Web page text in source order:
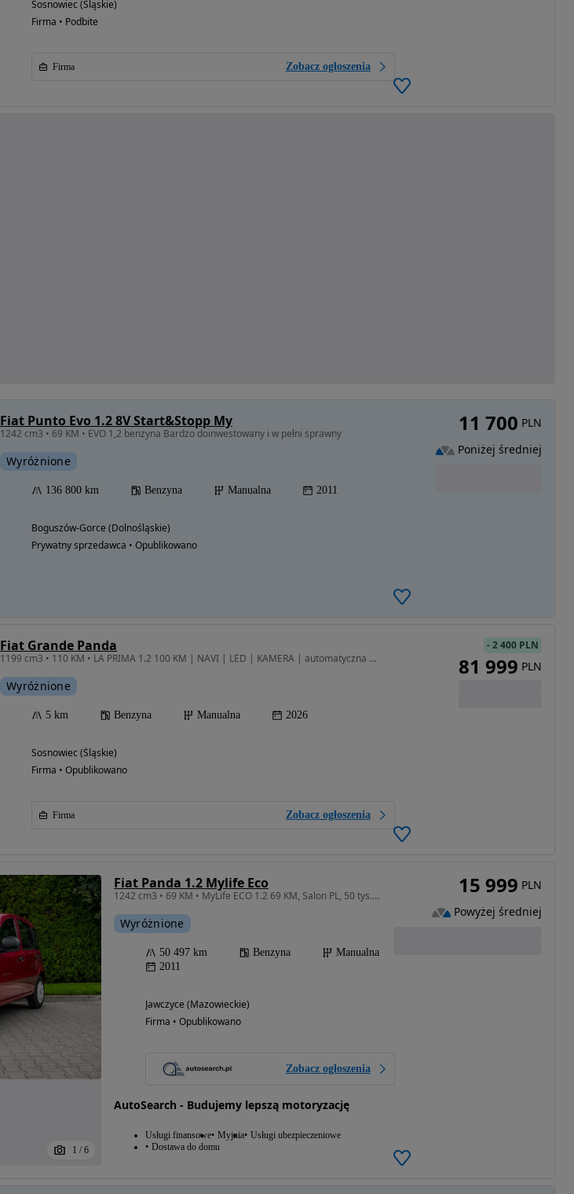
Sosnowiec (Śląskie)
Firma • Podbite
Firma Zobacz ogłoszenia
Fiat Punto Evo 1.2 8V Start&Stopp My
1242 cm3 • 69 KM • EVO 1,2 benzyna Bardzo doinwestowany i w pełni sprawny
Wyróżnione
136 800 km Benzyna Manualna 2011
Boguszów-Gorce (Dolnośląskie)
Prywatny sprzedawca • Opublikowano
11 700 PLN
Poniżej średniej
Fiat Grande Panda
1199 cm3 • 110 KM • LA PRIMA 1.2 100 KM | NAVI | LED | KAMERA | automatyczna Klima
Wyróżnione
5 km Benzyna Manualna 2026
Sosnowiec (Śląskie)
Firma • Opublikowano
Firma Zobacz ogłoszenia
-2 400 PLN
81 999 PLN
1 / 6
Fiat Panda 1.2 Mylife Eco
1242 cm3 • 69 KM • MyLife ECO 1.2 69 KM, Salon PL, 50 tys. km, Nowy Rozrząd, Klimatyzacja
Wyróżnione
50 497 km Benzyna
Manualna
2011
Jawczyce (Mazowieckie)
Firma • Opublikowano
Zobacz ogłoszenia
AutoSearch - Budujemy lepszą motoryzację
Usługi finansowe Myjnia Usługi ubezpieczeniowe
Dostawa do domu
15 999 PLN
Powyżej średniej